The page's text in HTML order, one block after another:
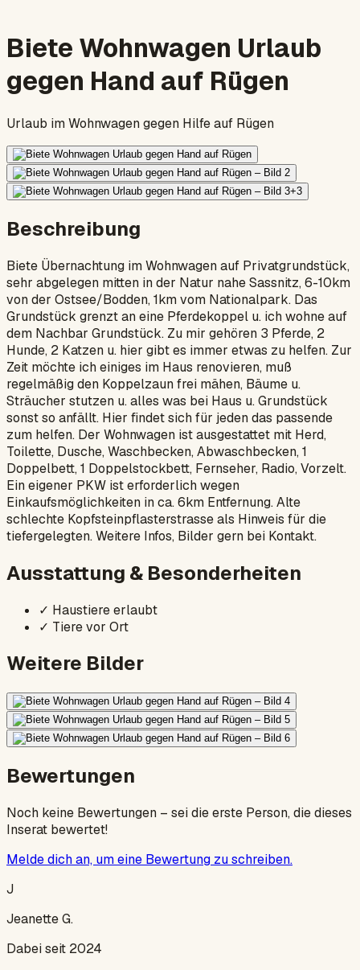
Biete Wohnwagen Urlaub
gegen Hand auf Rügen
Urlaub im Wohnwagen gegen Hilfe auf Rügen
+3
Beschreibung
Biete Übernachtung im Wohnwagen auf Privatgrundstück,
sehr abgelegen mitten in der Natur nahe Sassnitz, 6-10km
von der Ostsee/Bodden, 1km vom Nationalpark. Das
Grundstück grenzt an eine Pferdekoppel u. ich wohne auf
dem Nachbar Grundstück. Zu mir gehören 3 Pferde, 2
Hunde, 2 Katzen u. hier gibt es immer etwas zu helfen. Zur
Zeit möchte ich einiges im Haus renovieren, muß
regelmäßig den Koppelzaun frei mähen, Bäume u.
Sträucher stutzen u. alles was bei Haus u. Grundstück
sonst so anfällt. Hier findet sich für jeden das passende
zum helfen. Der Wohnwagen ist ausgestattet mit Herd,
Toilette, Dusche, Waschbecken, Abwaschbecken, 1
Doppelbett, 1 Doppelstockbett, Fernseher, Radio, Vorzelt.
Ein eigener PKW ist erforderlich wegen
Einkaufsmöglichkeiten in ca. 6km Entfernung. Alte
schlechte Kopfsteinpflasterstrasse als Hinweis für die
tiefergelegten. Weitere Infos, Bilder gern bei Kontakt.
Ausstattung & Besonderheiten
✓ Haustiere erlaubt
✓ Tiere vor Ort
Weitere Bilder
Bewertungen
Noch keine Bewertungen – sei die erste Person, die dieses
Inserat bewertet!
Melde dich an, um eine Bewertung zu schreiben.
J
Jeanette G.
Dabei seit 2024